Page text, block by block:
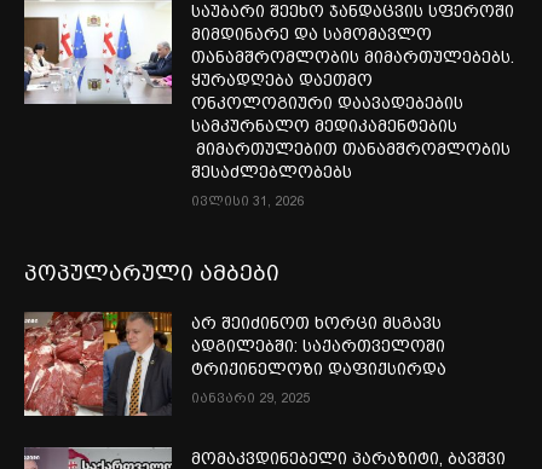
საუბარი შეეხო ჯანდაცვის სფეროში
მიმდინარე და სამომავლო
თანამშრომლობის მიმართულებებს.
ყურადღება დაეთმო
ონკოლოგიური დაავადებების
სამკურნალო მედიკამენტების
მიმართულებით თანამშრომლობის
შესაძლებლობებს
ივლისი 31, 2026
პოპულარული ამბები
არ შეიძინოთ ხორცი მსგავს
ადგილებში: საქართველოში
ტრიქინელოზი დაფიქსირდა
იანვარი 29, 2025
მომაკვდინებელი პარაზიტი, ბავშვი